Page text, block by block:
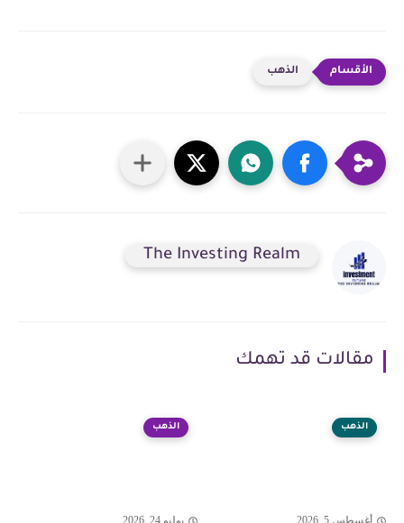
الذهب
The Investing Realm
مقالات قد تهمك
الذهب
أغسطس 5, 2026
الذهب
يوليو 24, 2026